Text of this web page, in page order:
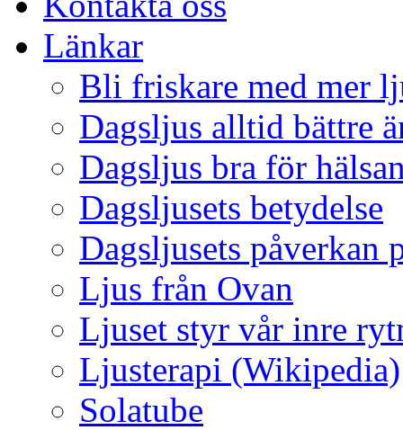
Länkar
Bli friskare med mer
Dagsljus alltid bättre
Dagsljus bra för
Dagsljusets betydelse
Dagsljusets påverkan
Ljus från Ovan
Ljuset styr vår inre
Ljusterapi (Wikipedia)
Solatube